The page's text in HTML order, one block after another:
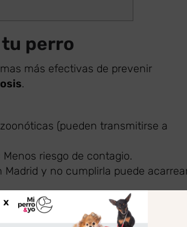
tu perro
más efectivas de prevenir
.
(pueden transmitirse a
riesgo de contagio.
y no cumplirla puede
un perro contra la rabia pueden